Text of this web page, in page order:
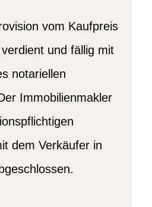
vom Kaufpreis
und fällig mit
notariellen
Immobilienmakler
dem Verkäufer in